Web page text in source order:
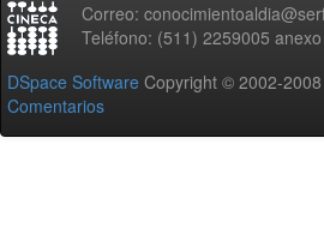
Correo:
Teléfono: (511) 2259005
DSpace Software Copyright © 2002-2008
Comentarios